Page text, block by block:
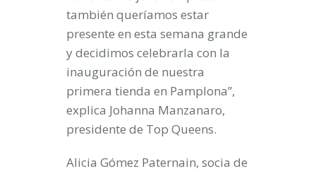
también queríamos estar
presente en esta semana grande
y decidimos celebrarla con la
inauguración de nuestra
primera tienda en Pamplona”,
explica Johanna Manzanaro,
presidente de Top Queens.
Alicia Gómez Paternain, socia de